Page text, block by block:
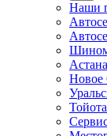
Наши
Новое